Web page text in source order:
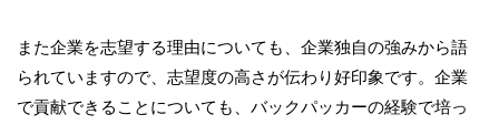
また企業を志望する理由についても、企業独自の強みから語
られていますので、志望度の高さが伝わり好印象です。企業
で貢献できることについても、バックパッカーの経験で培っ